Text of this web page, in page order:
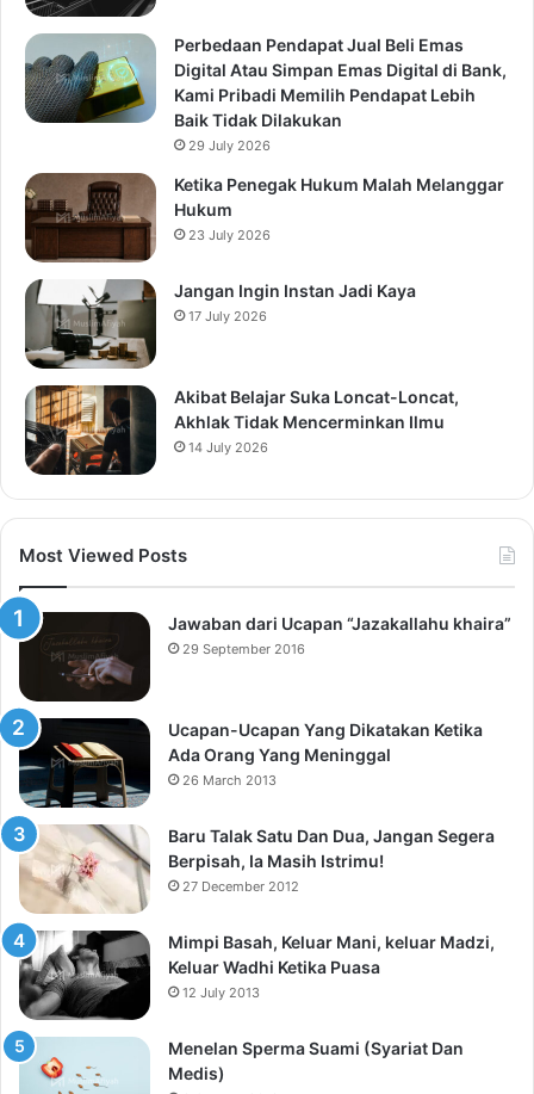
Perbedaan Pendapat Jual Beli Emas
Digital Atau Simpan Emas Digital di Bank,
Kami Pribadi Memilih Pendapat Lebih
Baik Tidak Dilakukan
29 July 2026
Ketika Penegak Hukum Malah Melanggar
Hukum
23 July 2026
Jangan Ingin Instan Jadi Kaya
17 July 2026
Akibat Belajar Suka Loncat-Loncat,
Akhlak Tidak Mencerminkan Ilmu
14 July 2026
Most Viewed Posts
Jawaban dari Ucapan “Jazakallahu khaira”
29 September 2016
Ucapan-Ucapan Yang Dikatakan Ketika
Ada Orang Yang Meninggal
26 March 2013
Baru Talak Satu Dan Dua, Jangan Segera
Berpisah, Ia Masih Istrimu!
27 December 2012
Mimpi Basah, Keluar Mani, keluar Madzi,
Keluar Wadhi Ketika Puasa
12 July 2013
Menelan Sperma Suami (Syariat Dan
Medis)